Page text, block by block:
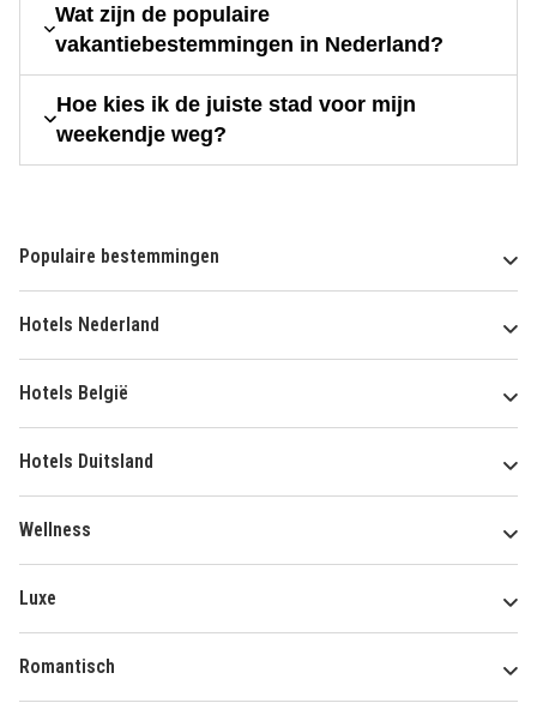
Wat zijn de populaire
vakantiebestemmingen in Nederland?
Hoe kies ik de juiste stad voor mijn
weekendje weg?
Populaire bestemmingen
Hotels Nederland
Hotels België
Hotels Duitsland
Wellness
Luxe
Romantisch